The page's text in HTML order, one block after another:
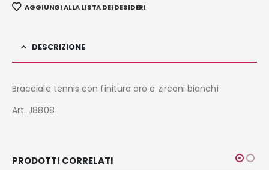
AGGIUNGI ALLA LISTA DEI DESIDERI
DESCRIZIONE
Bracciale tennis con finitura oro e zirconi bianchi
Art. J8808
PRODOTTI CORRELATI